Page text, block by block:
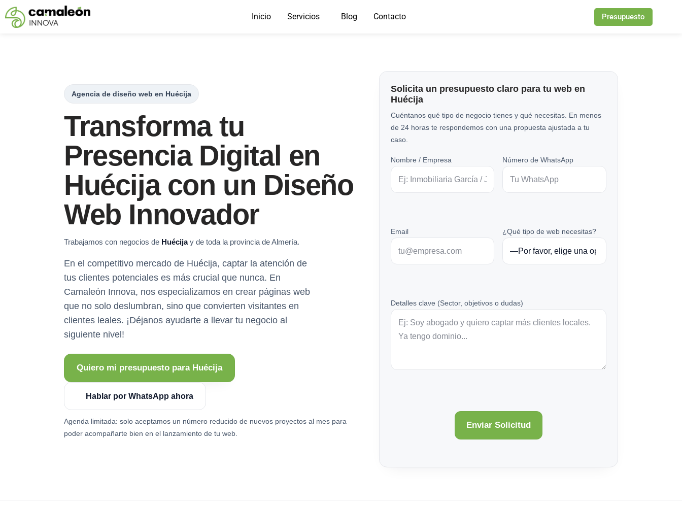
Saltar
Inicio Servicios Blog Contacto Presupuesto
Agencia de diseño web en Huécija
Transforma tu
Presencia Digital en
Huécija con un Diseño
Web Innovador
Trabajamos con negocios de Huécijay de toda la provincia de Almería.
En el competitivo mercado de Huécija, captar la atención de
tus clientes potenciales es más crucial que nunca. En
Camaleón Innova, nos especializamos en crear páginas web
que no solo deslumbran, sino que convierten visitantes en
clientes leales. ¡Déjanos ayudarte a llevar tu negocio al
siguiente nivel!
Quiero mi presupuesto para Huécija
Hablar por WhatsApp ahora
Agenda limitada: solo aceptamos un número reducido de nuevos proyectos al mes para
poder acompañarte bien en el lanzamiento de tu web.
Solicita un presupuesto claro para tu web en
Huécija
Cuéntanos qué tipo de negocio tienes y qué necesitas. En menos
de 24 horas te respondemos con una propuesta ajustada a tu
caso.
Nombre / Empresa Número de WhatsApp
Email ¿Qué tipo de web necesitas?
Detalles clave (Sector, objetivos o dudas)